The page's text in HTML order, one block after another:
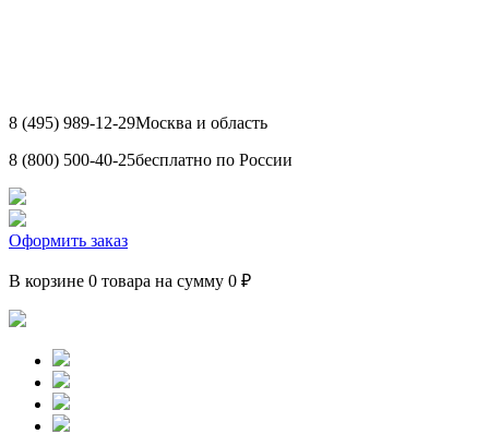
8 (495) 989-12-29Москва и область
8 (800) 500-40-25бесплатно по России
Оформить заказ
В корзине 0 товара на сумму 0 ₽